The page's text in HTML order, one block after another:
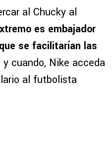
al Chucky al
es embajador
se facilitarían las
y cuando, Nike acceda
al futbolista